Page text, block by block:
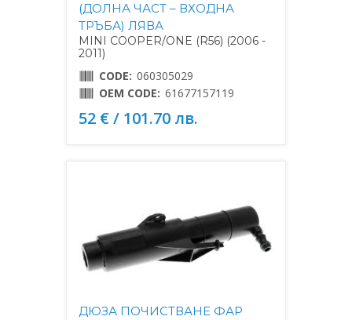
(ДОЛНА ЧАСТ – ВХОДНА
ТРЪБА) ЛЯВА
MINI COOPER/ONE (R56) (2006 -
2011)
CODE: 060305029
OEM CODE: 61677157119
52 € / 101.70 лв.
ДЮЗА ПОЧИСТВАНЕ ФАР